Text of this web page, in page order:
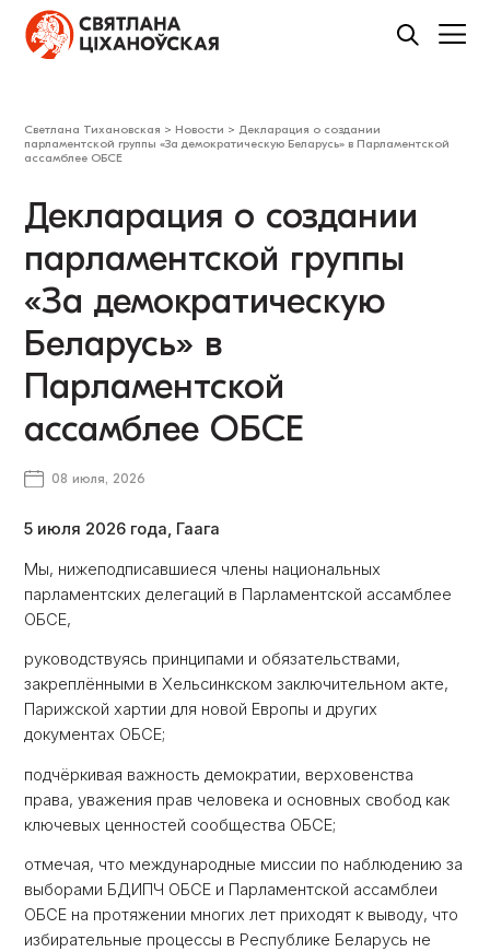
Светлана Тихановская > Новости > Декларация о создании
парламентской группы «За демократическую Беларусь» в Парламентской
ассамблее ОБСЕ
Декларация о создании
парламентской группы
«За демократическую
Беларусь» в
Парламентской
ассамблее ОБСЕ
08 июля, 2026
5 июля 2026 года, Гаага
Мы, нижеподписавшиеся члены национальных
парламентских делегаций в Парламентской ассамблее
ОБСЕ,
руководствуясь принципами и обязательствами,
закреплёнными в Хельсинкском заключительном акте,
Парижской хартии для новой Европы и других
документах ОБСЕ;
подчёркивая важность демократии, верховенства
права, уважения прав человека и основных свобод как
ключевых ценностей сообщества ОБСЕ;
отмечая, что международные миссии по наблюдению за
выборами БДИПЧ ОБСЕ и Парламентской ассамблеи
ОБСЕ на протяжении многих лет приходят к выводу, что
избирательные процессы в Республике Беларусь не